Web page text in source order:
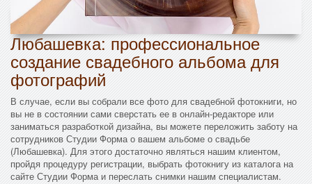
Любашевка: профессиональное
создание свадебного альбома для
фотографий
В случае, если вы собрали все фото для свадебной фотокниги, но
вы не в состоянии сами сверстать ее в онлайн-редакторе или
заниматься разработкой дизайна, вы можете переложить заботу на
сотрудников Студии Форма о вашем альбоме о свадьбе
(Любашевка). Для этого достаточно являться нашим клиентом,
пройдя процедуру регистрации, выбрать фотокнигу из каталога на
сайте Студии Форма и переслать снимки нашим специалистам.